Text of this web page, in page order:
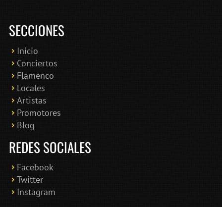
SECCIONES
Inicio
Conciertos
Flamenco
Locales
Artistas
Promotores
Blog
REDES SOCIALES
Facebook
Twitter
Instagram